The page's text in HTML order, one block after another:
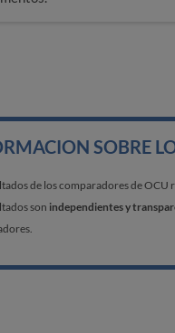
SOBRE
de los comparadores de
son independientes y